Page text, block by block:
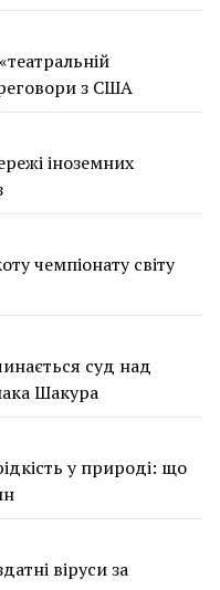
з США
іноземних
чемпіонату світу
суд над
Шакура
у природі: що
віруси за